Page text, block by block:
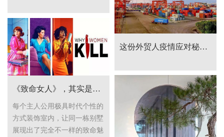
这份外贸人疫情应对秘籍，请收下！
《致命女人》，其实是一部美式软装进化史
每个主人公用极具时代个性的
方式装饰室内，让同一栋别墅
展现出了完全不一样的致命魅